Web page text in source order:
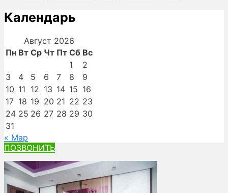
Календарь
Август 2026
Пн Вт Ср Чт Пт Сб Вс
1
2
3
4 5 6 7 8
9
10 11 12 13 14 15 16
17 18 19 20 21 22 23
24 25 26 27 28 29 30
31
« Мар
ПОЗВОНИТЬ